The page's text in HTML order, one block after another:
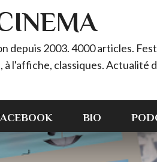
depuis 2003. 4000 articles.
l'affiche, classiques. Actualité
BIO